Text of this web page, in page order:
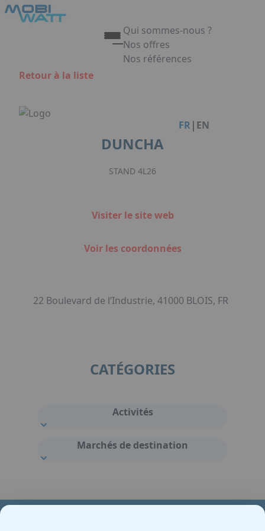
Aller au contenu principal
Qui sommes-nous ?
Nos offres
Nos références
FR | EN
Retour à la liste
DUNCHA
STAND 4L26
Visiter le site web
Voir les coordonnées
22 Boulevard de l’Industrie, 41000 BLOIS, FR
CATÉGORIES
Activités
Marchés de destination
Panneau de gestion des cookies